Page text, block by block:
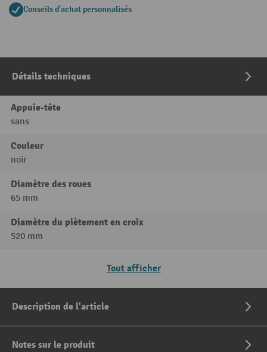
Conseils d'achat personnalisés
Détails techniques
Appuie-tête
sans
Couleur
noir
Diamètre des roues
65 mm
Diamètre du piètement en croix
520 mm
Tout afficher
Description de l'article
Notes sur le produit